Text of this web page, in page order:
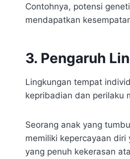
Contohnya, potensi
mendapatkan
3. Pengaruh
Lingkungan tempat
kepribadian dan perilaku
Seorang anak yang
memiliki kepercayaan
yang penuh kekerasan